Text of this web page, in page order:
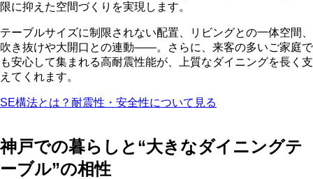
限に抑えた空間づくりを実現します。
テーブルサイズに制限されない配置、リビングとの一体空間、
吹き抜けや大開口との連動——。さらに、来客の多いご家庭で
も安心して集まれる高耐震性能が、上質なダイニングを長く支
えてくれます。
SE構法とは？耐震性・安全性について見る
神戸での暮らしと“大きなダイニングテ
ーブル”の相性